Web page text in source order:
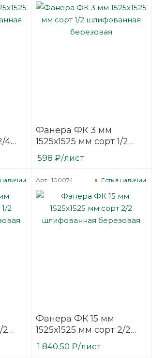
4
Фанера ФК 3 мм
1525х1525 мм сорт 1/2
шлифованная
березовая
598 ₽/лист
2
наличии
Фанера ФК 15 мм
1525х1525 мм сорт 2/2
шлифованная
березовая
Есть в наличии
Арт.: 100074
1 840.50 ₽/лист